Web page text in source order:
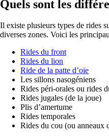
Quels sont les
Il existe plusieurs types de rides
diverses zones. Voici les
Rides du front
Rides du lion
Ride de la patte d’oie
Les sillons nasogéniens
Rides péri-orales ou rides
Rides jugales (de la joue)
Plis d’amertume
Rides temporales
Rides du cou (ou anneaux